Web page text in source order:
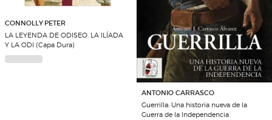
CONNOLLY PETER
LA LEYENDA DE ODISEO. LA ILÍADA
Y LA ODI (Capa Dura)
ANTONIO CARRASCO
Guerrilla: Una historia nueva de la
Guerra de la Independencia